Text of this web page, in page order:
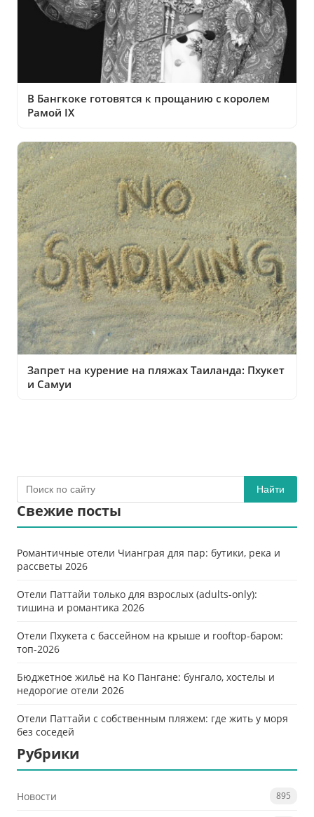
В Бангкоке готовятся к прощанию с королем
Рамой IX
Запрет на курение на пляжах Таиланда: Пхукет
и Самуи
Найти
Свежие посты
Романтичные отели Чианграя для пар: бутики, река и
рассветы 2026
Отели Паттайи только для взрослых (adults-only):
тишина и романтика 2026
Отели Пхукета с бассейном на крыше и rooftop-баром:
топ-2026
Бюджетное жильё на Ко Пангане: бунгало, хостелы и
недорогие отели 2026
Отели Паттайи с собственным пляжем: где жить у моря
без соседей
Рубрики
Новости 895